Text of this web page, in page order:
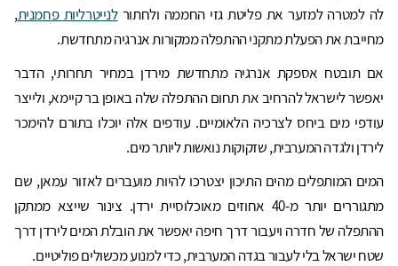
לה למטרה למזער את פליטת גזי החממה ולחתורלנייטרליות פחמנית,
מחייבת את הפעלת מתקני ההתפלה ממקורות אנרגיה מתחדשת.
אם תובטח אספקת אנרגיה מתחדשת מירדן במחיר תחרותי, הדבר
יאפשר לישראל להרחיב את תחום ההתפלה שלה באופן בר קיימא, ולייצר
עודפי מים ביחס לצרכיה הלאומיים. עודפים אלה יוכלו בתורם להימכר
לירדן ולגדה המערבית, שזקוקות נואשות ליותר מים.
המים המותפלים מהים התיכון יצטרכו להיות מועברים לאזור עמאן, שם
מתגוררים יותר מ-40 אחוזים מאוכלוסיית ירדן. צינור שייצא ממתקן
ההתפלה של חדרה ויעבור דרך חיפה יאפשר את הובלת המים לירדן דרך
שטח ישראל בלי לעבור בגדה המערבית, כדי למנוע מכשולים פוליטיים.